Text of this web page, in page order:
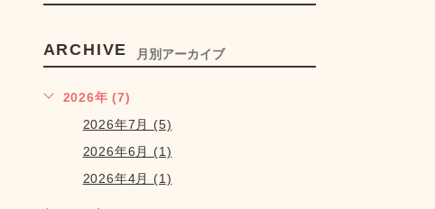
ARCHIVE 月別アーカイブ
2026年 (7)
2026年7月 (5)
2026年6月 (1)
2026年4月 (1)